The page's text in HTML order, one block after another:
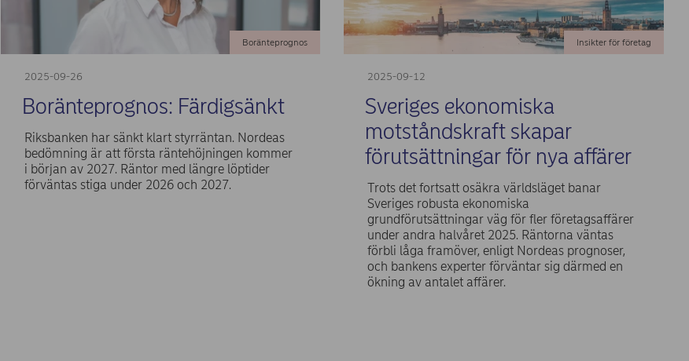
2025-09-26
Boränteprognos
Boränteprognos: Färdigsänkt
Riksbanken har sänkt klart styrräntan. Nordeas
bedömning är att första räntehöjningen kommer
i början av 2027. Räntor med längre löptider
förväntas stiga under 2026 och 2027.
2025-09-12
Insikter för företag
Sveriges ekonomiska
motståndskraft skapar
förutsättningar för nya affärer
Trots det fortsatt osäkra världsläget banar
Sveriges robusta ekonomiska
grundförutsättningar väg för fler företagsaffärer
under andra halvåret 2025. Räntorna väntas
förbli låga framöver, enligt Nordeas prognoser,
och bankens experter förväntar sig därmed en
ökning av antalet affärer.